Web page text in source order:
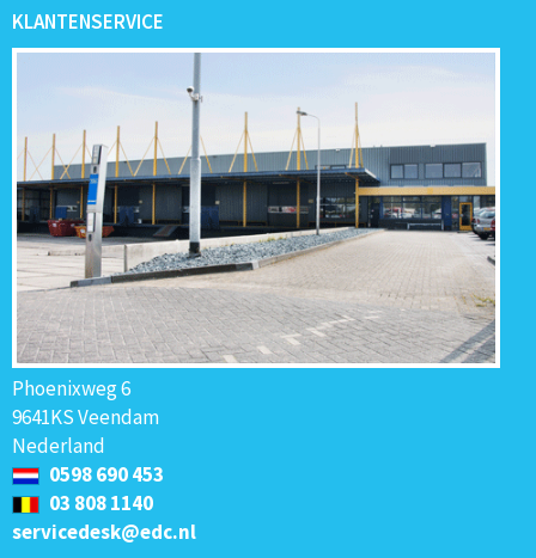
KLANTENSERVICE
Phoenixweg 6
9641KS Veendam
Nederland
0598 690 453
03 808 1140
servicedesk@edc.nl